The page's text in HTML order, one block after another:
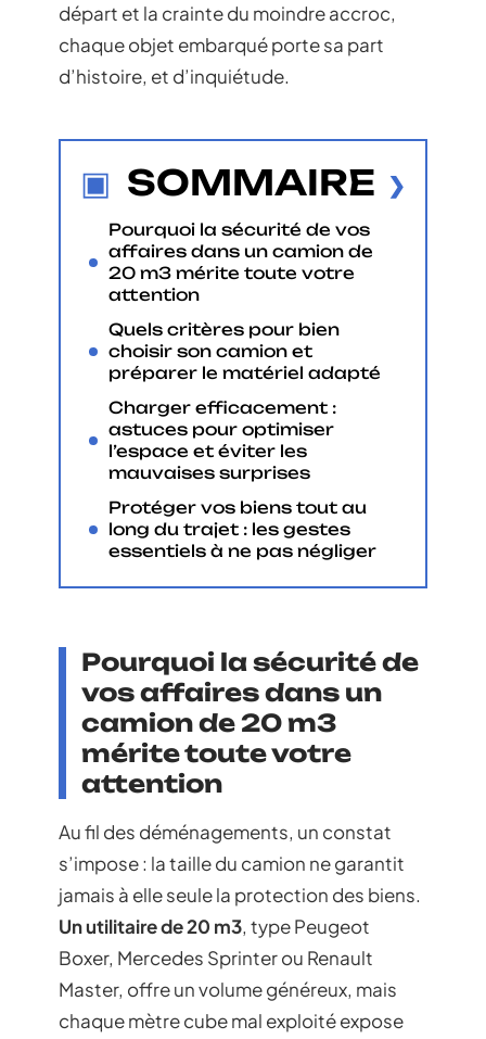
départ et la crainte du moindre accroc,
chaque objet embarqué porte sa part
d’histoire, et d’inquiétude.
SOMMAIRE
Pourquoi la sécurité de vos
affaires dans un camion de
20 m3 mérite toute votre
attention
Quels critères pour bien
choisir son camion et
préparer le matériel adapté
Charger efficacement :
astuces pour optimiser
l’espace et éviter les
mauvaises surprises
Protéger vos biens tout au
long du trajet : les gestes
essentiels à ne pas négliger
Pourquoi la sécurité de
vos affaires dans un
camion de 20 m3
mérite toute votre
attention
Au fil des déménagements, un constat
s’impose : la taille du camion ne garantit
jamais à elle seule la protection des biens.
Un utilitaire de 20 m3, type Peugeot
Boxer, Mercedes Sprinter ou Renault
Master, offre un volume généreux, mais
chaque mètre cube mal exploité expose